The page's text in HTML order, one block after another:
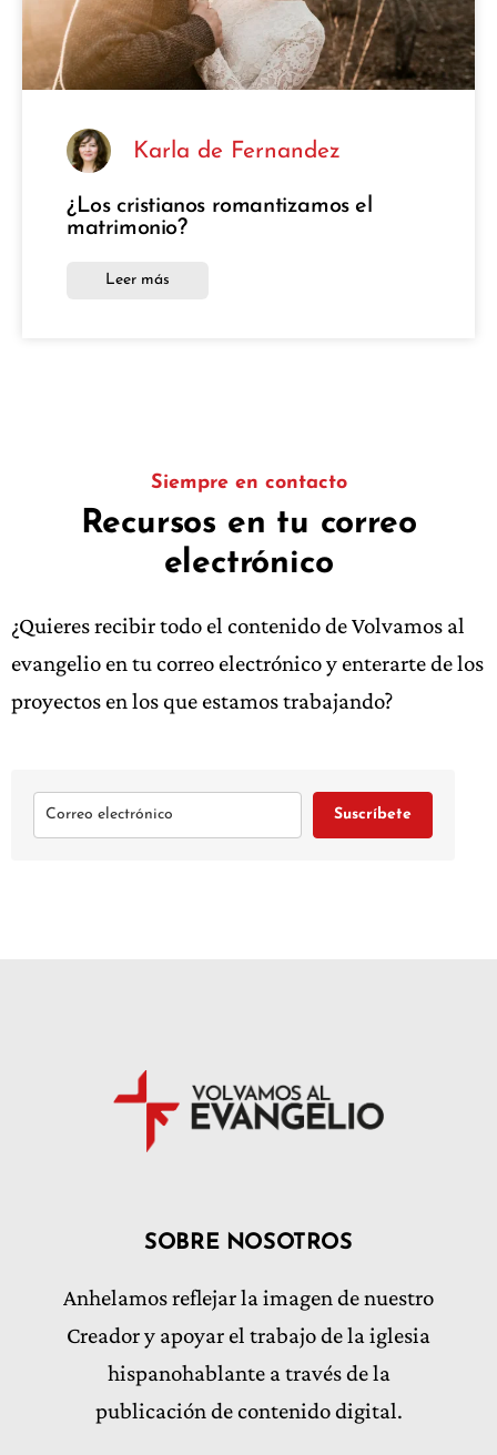
Karla de Fernandez
¿Los cristianos romantizamos el
matrimonio?
Leer más
Siempre en contacto
Recursos en tu correo
electrónico
¿Quieres recibir todo el contenido de Volvamos al
evangelio en tu correo electrónico y enterarte de los
proyectos en los que estamos trabajando?
Suscríbete
SOBRE NOSOTROS
Anhelamos reflejar la imagen de nuestro
Creador y apoyar el trabajo de la iglesia
hispanohablante a través de la
publicación de contenido digital.